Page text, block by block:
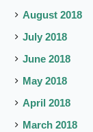
August 2018
July 2018
June 2018
May 2018
April 2018
March 2018